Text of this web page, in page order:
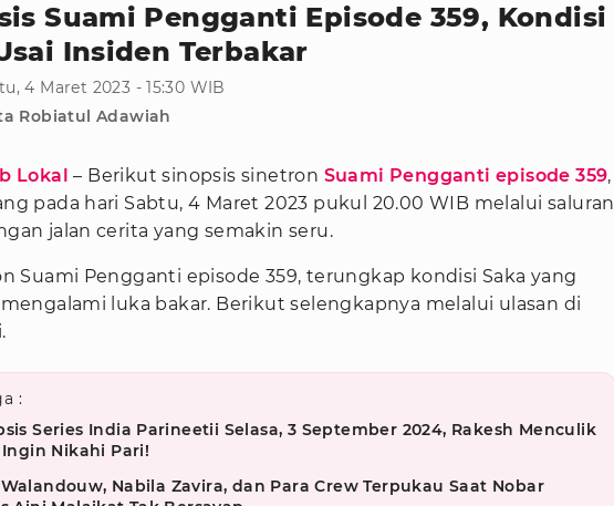
Suami Pengganti Episode 359, Kondisi
Insiden Terbakar
4 Maret 2023 - 15:30 WIB
Robiatul Adawiah
Lokal – Berikut sinopsis sinetron Suami Pengganti episode 359,
pada hari Sabtu, 4 Maret 2023 pukul 20.00 WIB melalui saluran
jalan cerita yang semakin seru.
Suami Pengganti episode 359, terungkap kondisi Saka yang
mengalami luka bakar. Berikut selengkapnya melalui ulasan di
:
Series India Parineetii Selasa, 3 September 2024, Rakesh Menculik
Ingin Nikahi Pari!
Nabila Zavira, dan Para Crew Terpukau Saat Nobar